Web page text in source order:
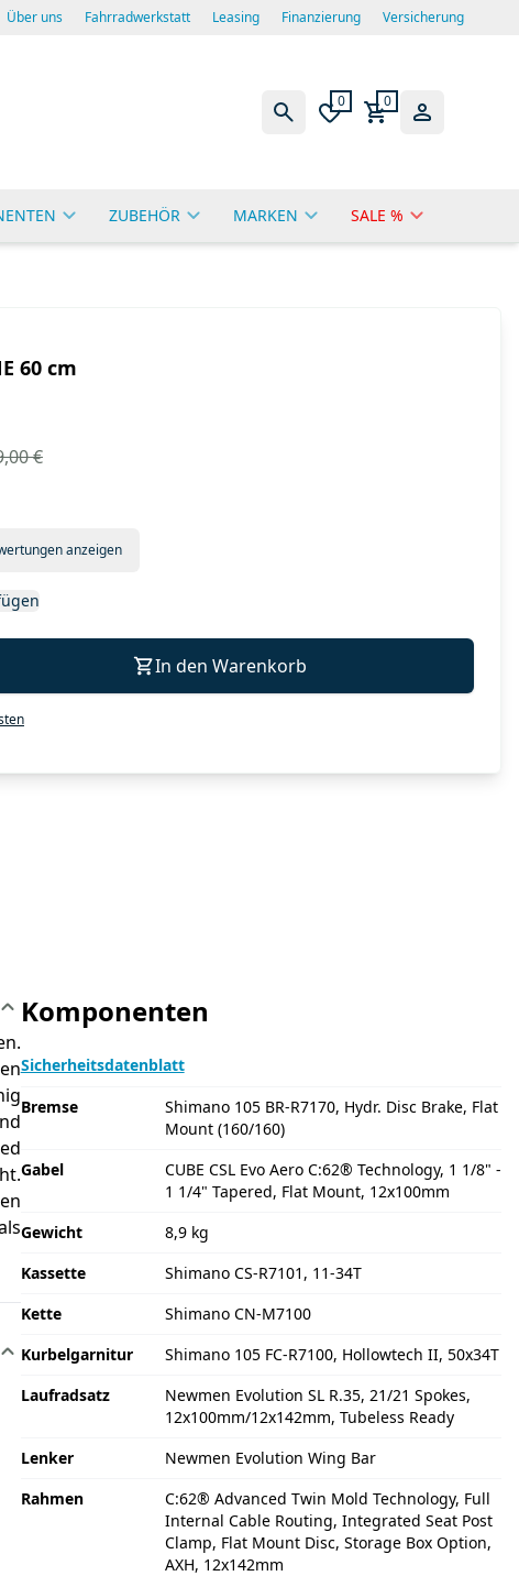
Über uns Fahrradwerkstatt Leasing Finanzierung Versicherung
0 0
ZUBEHÖR MARKEN SALE %
60 cm
€
anzeigen
In den Warenkorb
Komponenten
Sicherheitsdatenblatt
Bremse
Shimano 105 BR-R7170, Hydr. Disc Brake, Flat
Mount (160/160)
Gabel
CUBE CSL Evo Aero C:62® Technology, 1 1/8" -
1 1/4" Tapered, Flat Mount, 12x100mm
Gewicht
8,9 kg
Kassette
Shimano CS-R7101, 11-34T
Kette
Shimano CN-M7100
Kurbelgarnitur
Shimano 105 FC-R7100, Hollowtech II, 50x34T
Laufradsatz
Newmen Evolution SL R.35, 21/21 Spokes,
12x100mm/12x142mm, Tubeless Ready
Lenker
Newmen Evolution Wing Bar
Rahmen
C:62® Advanced Twin Mold Technology, Full
Internal Cable Routing, Integrated Seat Post
Clamp, Flat Mount Disc, Storage Box Option,
AXH, 12x142mm